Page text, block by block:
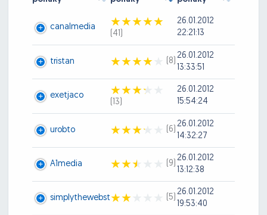
canalmedia
(41)
26.01.2012
22:21:13
tristan (8)
26.01.2012
13:33:51
exetjaco
(13)
26.01.2012
15:54:24
urobto (6)
26.01.2012
14:32:27
A1media (9)
26.01.2012
13:12:38
simplythewebst (5)
26.01.2012
19:53:40